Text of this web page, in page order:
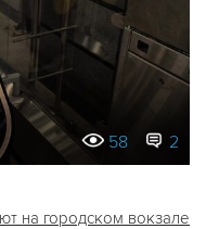
58 2
на городском вокзале